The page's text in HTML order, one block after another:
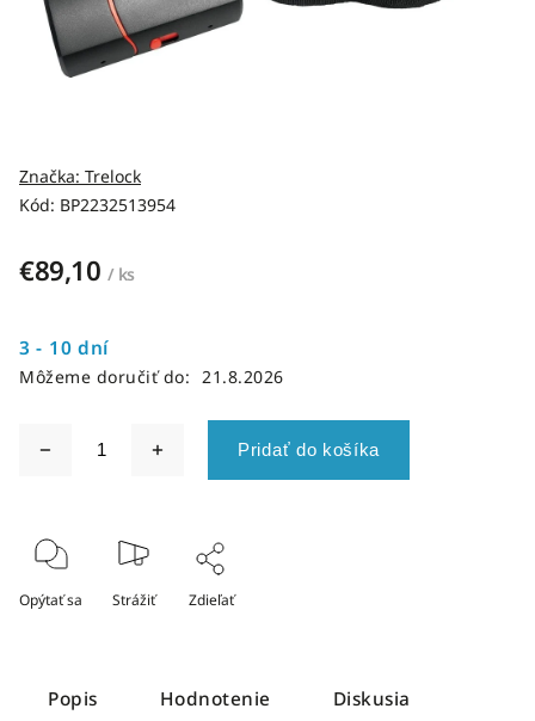
Kód: BP2232513954
Značka: Trelock
€89,10 / ks
3 - 10 dní
Môžeme doručiť do: 21.8.2026
Pridať do košíka
Opýtať sa Strážiť Zdieľať
Popis Hodnotenie Diskusia